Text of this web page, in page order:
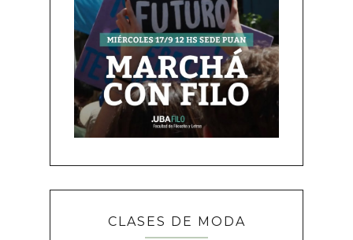
CLASES DE MODA